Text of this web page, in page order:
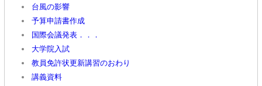
台風の影響
予算申請書作成
国際会議発表．．．
大学院入試
教員免許状更新講習のおわり
講義資料